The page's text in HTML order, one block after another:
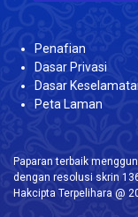
Penafian
Dasar Privasi
Dasar
Peta Laman
Paparan terbaik
dengan resolusi skrin
Hakcipta Terpelihara @